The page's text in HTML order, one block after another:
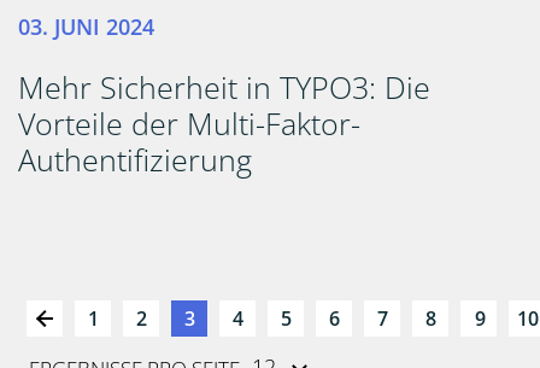
03. JUNI 2024
Mehr Sicherheit in TYPO3: Die
Vorteile der Multi-Faktor-
Authentifizierung
1 2 3 4 5 6 7 8 9 10